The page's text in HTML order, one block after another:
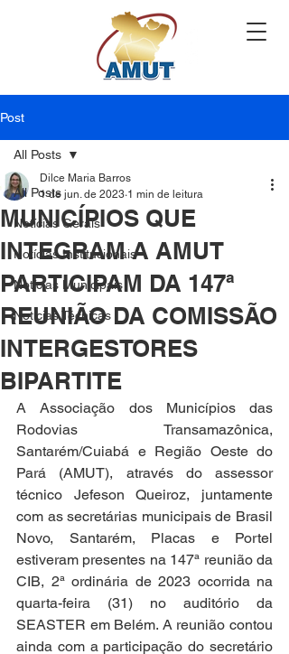
Post
All Posts
Notícias Gerais
Notícias Institucionais
Notícias Municipais
Notícias Técnicas
All Posts
MUNICÍPIOS QUE
INTEGRAM A AMUT
PARTICIPAM DA 147ª
REUNIÃO DA COMISSÃO
INTERGESTORES
BIPARTITE
Dilce Maria Barros
1 de jun. de 2023 1 min de leitura
A Associação dos Municípios das
Rodovias Transamazônica,
Santarém/Cuiabá e Região Oeste do
Pará (AMUT), através do assessor
técnico Jefeson Queiroz, juntamente
com as secretárias municipais de Brasil
Novo, Santarém, Placas e Portel
estiveram presentes na 147ª reunião da
CIB, 2ª ordinária de 2023 ocorrida na
quarta-feira (31) no auditório da
SEASTER em Belém. A reunião contou
ainda com a participação do secretário